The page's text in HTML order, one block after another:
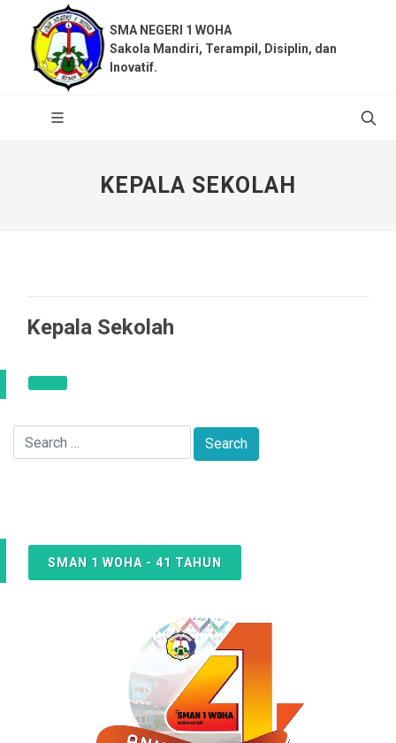
SMA NEGERI 1 WOHA
Sakola Mandiri, Terampil, Disiplin, dan
Inovatif.
KEPALA SEKOLAH
Kepala Sekolah
SMAN 1 WOHA - 41 TAHUN